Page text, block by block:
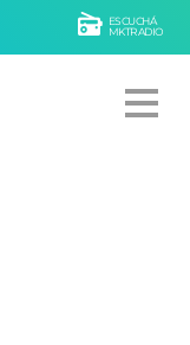
ESCUCHÁ
MKTRADIO